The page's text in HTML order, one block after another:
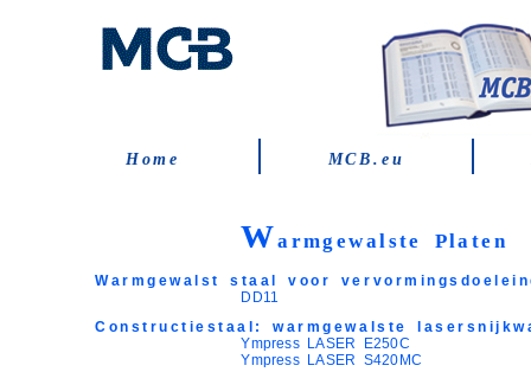
Home MCB.eu
Warmgewalste Platen
Warmgewalst staal voor
DD11
Constructiestaal: warmgewalste
Ympress LASER E250C
Ympress LASER S420MC